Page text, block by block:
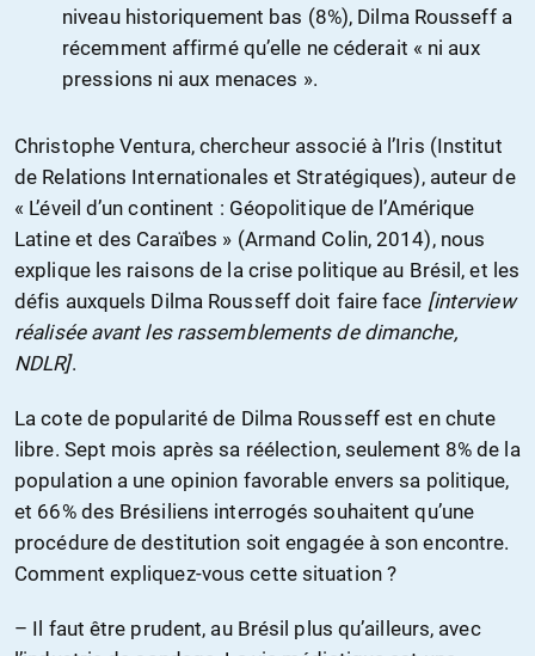
niveau historiquement bas (8%), Dilma Rousseff a
récemment affirmé qu’elle ne céderait « ni aux
pressions ni aux menaces ».
Christophe Ventura, chercheur associé à l’Iris (Institut
de Relations Internationales et Stratégiques), auteur de
« L’éveil d’un continent : Géopolitique de l’Amérique
Latine et des Caraïbes » (Armand Colin, 2014), nous
explique les raisons de la crise politique au Brésil, et les
défis auxquels Dilma Rousseff doit faire face [interview
réalisée avant les rassemblements de dimanche,
NDLR].
La cote de popularité de Dilma Rousseff est en chute
libre. Sept mois après sa réélection, seulement 8% de la
population a une opinion favorable envers sa politique,
et 66% des Brésiliens interrogés souhaitent qu’une
procédure de destitution soit engagée à son encontre.
Comment expliquez-vous cette situation ?
– Il faut être prudent, au Brésil plus qu’ailleurs, avec